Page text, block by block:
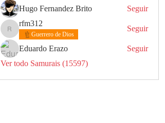
Hugo Fernandez Brito Seguir
rfm312
rfm312
Guerrero de Dios
Seguir
Eduardo Erazo
Seguir
Ver todo Samurais (15597)